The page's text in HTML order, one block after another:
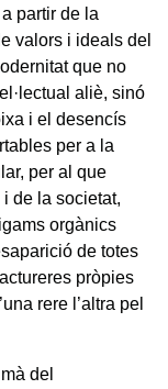
partir de la
valors i ideals del
que no
aliè, sinó
i el desencís
per a la
per al que
de la societat,
orgànics
de totes
pròpies
rere l’altra pel
del